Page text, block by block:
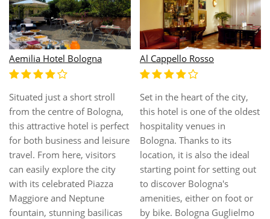
Aemilia Hotel Bologna
Situated just a short stroll
from the centre of Bologna,
this attractive hotel is perfect
for both business and leisure
travel. From here, visitors
can easily explore the city
with its celebrated Piazza
Maggiore and Neptune
fountain, stunning basilicas
Al Cappello Rosso
Set in the heart of the city,
this hotel is one of the oldest
hospitality venues in
Bologna. Thanks to its
location, it is also the ideal
starting point for setting out
to discover Bologna's
amenities, either on foot or
by bike. Bologna Guglielmo